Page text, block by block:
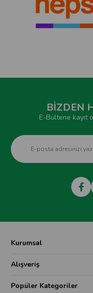
BİZDEN
E-Bültene kayıt
Kurumsal
Alışveriş
Popüler Kategoriler